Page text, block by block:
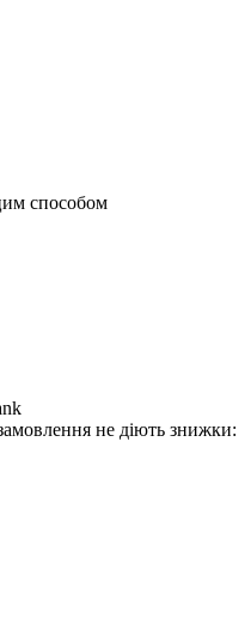
способом
не діють знижки: